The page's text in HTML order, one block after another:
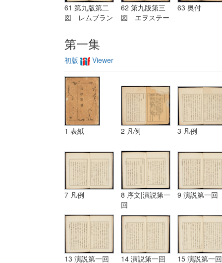
61 第九版第二
図 レムブラン
62 第九版第三
図 エヲステー
63 奥付
第一集
初版 Viewer
1 表紙 2 凡例 3 凡例
7 凡例
8 序文|演説第一
回
9 演説第一回
13 演説第一回 14 演説第一回 15 演説第一回